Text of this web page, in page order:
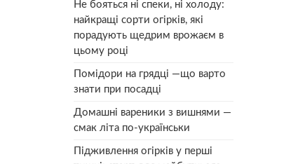
Не бояться ні спеки, ні холоду:
найкращі сорти огірків, які
порадують щедрим врожаєм в
цьому році
Помідори на грядці —що варто
знати при посадці
Домашні вареники з вишнями —
смак літа по-українськи
Підживлення огірків у перші